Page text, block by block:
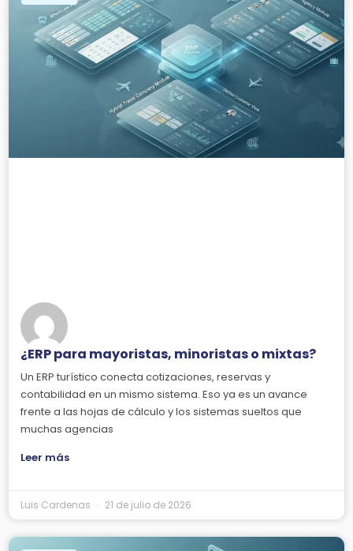
¿ERP para mayoristas, minoristas o mixtas?
Un ERP turístico conecta cotizaciones, reservas y
contabilidad en un mismo sistema. Eso ya es un avance
frente a las hojas de cálculo y los sistemas sueltos que
muchas agencias
Leer más
Luis Cardenas 21 de julio de 2026